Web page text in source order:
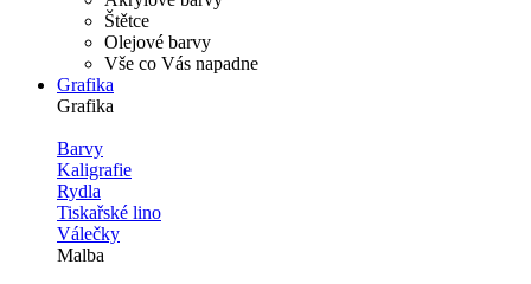
Štětce
Olejové barvy
Vše co Vás napadne
Grafika
Grafika
Barvy
Kaligrafie
Rydla
Tiskařské lino
Válečky
Malba